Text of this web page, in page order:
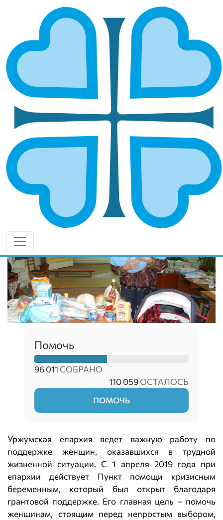
МАМЫ С МАЛЫШАМИ
УРЖУМСКОЙ ЕПАРХИИ ПРОСЯТ О
ПОМОЩИ
При поддержки службы помощи
нуждающимся«Милосердие Казань»
ГЛАВНАЯ
НУЖНА ПОМОЩЬ
МАМЫ С МАЛЫШАМИ УРЖУМСКОЙ ЕПАРХИИ ПРОСЯТ О
ПОМОЩИ
Помочь
96 011 СОБРАНО
110 059ОСТАЛОСЬ
ПОМОЧЬ
Уржумская епархия ведет важную работу по
поддержке женщин, оказавшихся в трудной
жизненной ситуации. С 1 апреля 2019 года при
епархии действует Пункт помощи кризисным
беременным, который был открыт благодаря
грантовой поддержке. Его главная цель – помочь
женщинам, стоящим перед непростым выбором,
Подписаться